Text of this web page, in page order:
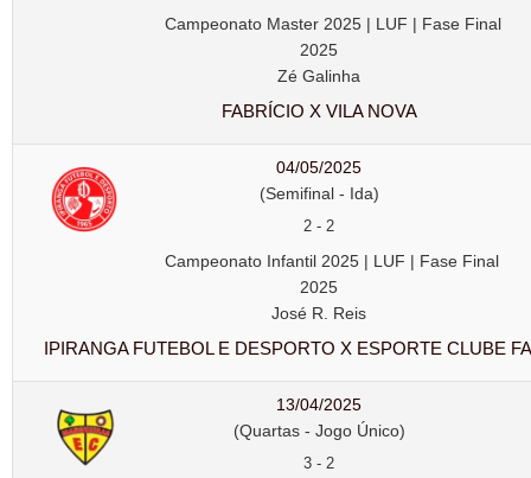
Campeonato Master 2025 | LUF | Fase Final
2025
Zé Galinha
FABRÍCIO X VILA NOVA
04/05/2025
(Semifinal - Ida)
2 - 2
Campeonato Infantil 2025 | LUF | Fase Final
2025
José R. Reis
IPIRANGA FUTEBOL E DESPORTO X ESPORTE CLUBE
13/04/2025
(Quartas - Jogo Único)
3 - 2